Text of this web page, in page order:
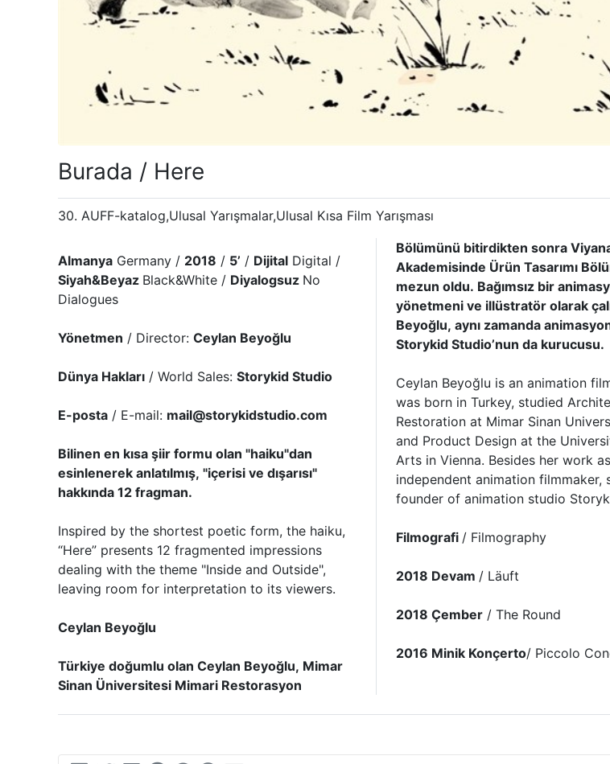
Burada / Here
30. AUFF-katalog,Ulusal Yarışmalar,Ulusal Kısa Film Yarışması
Almanya Germany / 2018 / 5’ / Dijital Digital /
Siyah&Beyaz Black&White / Diyalogsuz No
Dialogues
Yönetmen / Director: Ceylan Beyoğlu
Dünya Hakları / World Sales: Storykid Studio
E-posta / E-mail: mail@storykidstudio.com
Bilinen en kısa şiir formu olan "haiku"dan
esinlenerek anlatılmış, "içerisi ve dışarısı"
hakkında 12 fragman.
Inspired by the shortest poetic form, the haiku,
“Here” presents 12 fragmented impressions
dealing with the theme "Inside and Outside",
leaving room for interpretation to its viewers.
Ceylan Beyoğlu
Türkiye doğumlu olan Ceylan Beyoğlu, Mimar
Sinan Üniversitesi Mimari Restorasyon
Bölümünü bitirdikten sonra
Akademisinde Ürün Tasarımı
mezun oldu. Bağımsız bir
yönetmeni ve illüstratör olarak
Beyoğlu, aynı zamanda
Storykid Studio’nun da kurucusu.
Ceylan Beyoğlu is an animation
was born in Turkey, studied
Restoration at Mimar Sinan
and Product Design at the
Arts in Vienna. Besides her work
independent animation filmmaker,
founder of animation studio
Filmografi / Filmography
2018 Devam / Läuft
2018 Çember / The Round
2016 Minik Konçerto/ Piccolo